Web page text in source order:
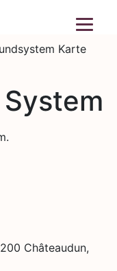
Karte
Châteaudun,